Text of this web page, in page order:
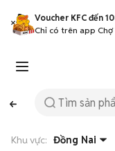
Voucher KFC đến
Chỉ có trên app Chợ
Khu vực: Đồng Nai